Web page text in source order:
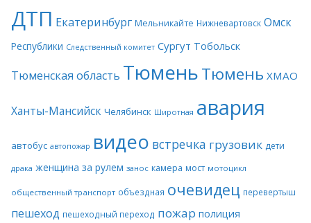
ДТП Екатеринбург Мельникайте Нижневартовск Омск
Республики Следственный комитет Сургут Тобольск
Тюменская область ТюменьТюмень ХМАО
Ханты-Мансийск Челябинск Широтная авария
автобус автопожар видео встречка грузовик дети
драка женщина за рулем занос камера мост мотоцикл
общественный транспорт объездная очевидец перевертыш
пешеход пешеходный переход пожар полиция